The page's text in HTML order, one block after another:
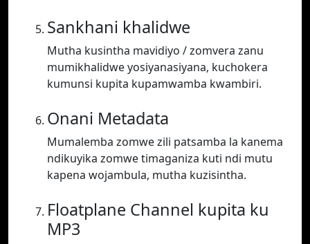
Sankhani khalidwe
Mutha kusintha mavidiyo / zomvera zanu
mumikhalidwe yosiyanasiyana, kuchokera
kumunsi kupita kupamwamba kwambiri.
Onani Metadata
Mumalemba zomwe zili patsamba la kanema
ndikuyika zomwe timaganiza kuti ndi mutu
kapena wojambula, mutha kuzisintha.
Floatplane Channel kupita ku
MP3